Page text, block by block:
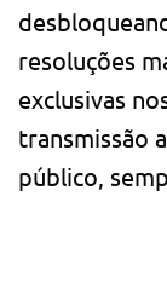
resoluções
exclusivas
transmissão
público,